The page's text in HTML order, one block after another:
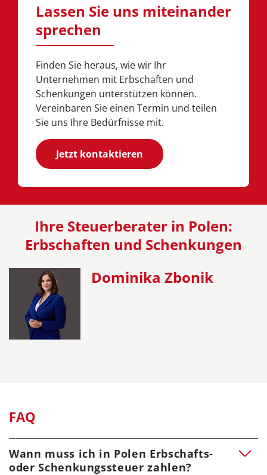
Lassen Sie uns miteinander
sprechen
Finden Sie heraus, wie wir Ihr
Unternehmen mit Erbschaften und
Schenkungen unterstützen können.
Vereinbaren Sie einen Termin und teilen
Sie uns Ihre Bedürfnisse mit.
Jetzt kontaktieren
Ihre Steuerberater in Polen:
Erbschaften und Schenkungen
Dominika Zbonik
FAQ
Wann muss ich in Polen Erbschafts-
oder Schenkungssteuer zahlen?